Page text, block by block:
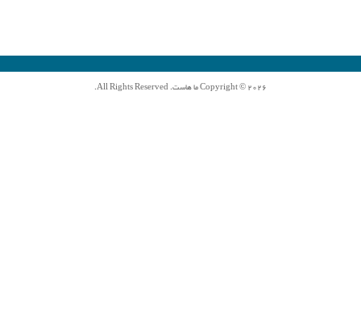
Copyright © 2026 ما هاست. All Rights Reserved.